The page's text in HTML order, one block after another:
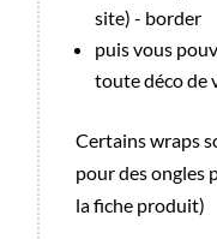
site) - border
puis vous
toute déco de
Certains wraps
pour des ongles
la fiche produit)